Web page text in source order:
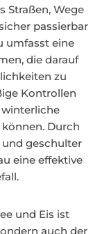
Straßen, Wege
passierbar
umfasst eine
die darauf
zu
Kontrollen
winterliche
Durch
geschulter
eine effektive
und Eis ist
auch der